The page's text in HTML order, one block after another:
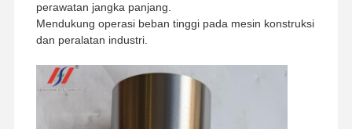
perawatan jangka panjang.
Mendukung operasi beban tinggi pada mesin konstruksi
dan peralatan industri.